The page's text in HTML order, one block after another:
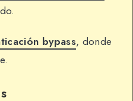
bypass, donde